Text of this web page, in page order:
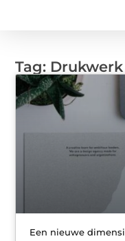
Tag:
Een nieuwe